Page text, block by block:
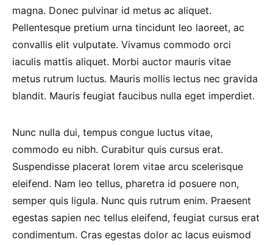
magna. Donec pulvinar id metus ac aliquet.
Pellentesque pretium urna tincidunt leo laoreet, ac
convallis elit vulputate. Vivamus commodo orci
iaculis mattis aliquet. Morbi auctor mauris vitae
metus rutrum luctus. Mauris mollis lectus nec gravida
blandit. Mauris feugiat faucibus nulla eget imperdiet.
Nunc nulla dui, tempus congue luctus vitae,
commodo eu nibh. Curabitur quis cursus erat.
Suspendisse placerat lorem vitae arcu scelerisque
eleifend. Nam leo tellus, pharetra id posuere non,
semper quis ligula. Nunc quis rutrum enim. Praesent
egestas sapien nec tellus eleifend, feugiat cursus erat
condimentum. Cras egestas dolor ac lacus euismod